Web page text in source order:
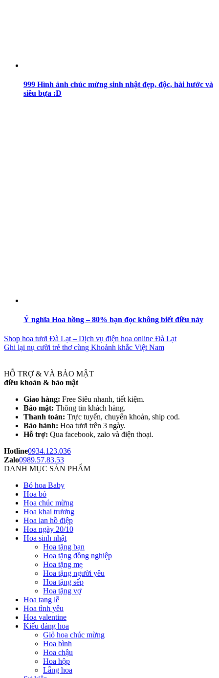
999 Hình ảnh chúc mừng sinh nhật đẹp, độc, hài hước và
siêu bựa :D
Ý nghĩa Hoa hồng – 80% bạn đọc không biết điều này
Shop hoa tươi Đà Lạt – Dịch vụ điện hoa online Đà Lạt
Ghi lại nụ cười trẻ thơ cùng Khoảnh khắc Việt Nam
HỖ TRỢ & VÀ BẢO MẬT
điều khoản & bảo mật
Giao hàng: Free Siêu nhanh, tiết kiệm.
Bảo mật: Thông tin khách hàng.
Thanh toán: Trực tuyến, chuyển khoản, ship cod.
Bảo hành: Hoa tươi trên 3 ngày.
Hỗ trợ: Qua facebook, zalo và điện thoại.
Hotline0934.123.036
Zalo0989.57.83.53
DANH MỤC SẢN PHẨM
Bó hoa Baby
Hoa bó
Hoa chúc mừng
Hoa khai trương
Hoa lan hồ điệp
Hoa ngày 20/10
Hoa sinh nhật
Hoa tặng bạn
Hoa tặng đồng nghiệp
Hoa tặng mẹ
Hoa tặng người yêu
Hoa tặng sếp
Hoa tặng vợ
Hoa tang lễ
Hoa tình yêu
Hoa valentine
Kiểu dáng hoa
Giỏ hoa chúc mừng
Hoa bình
Hoa chậu
Hoa hộp
Lẵng hoa